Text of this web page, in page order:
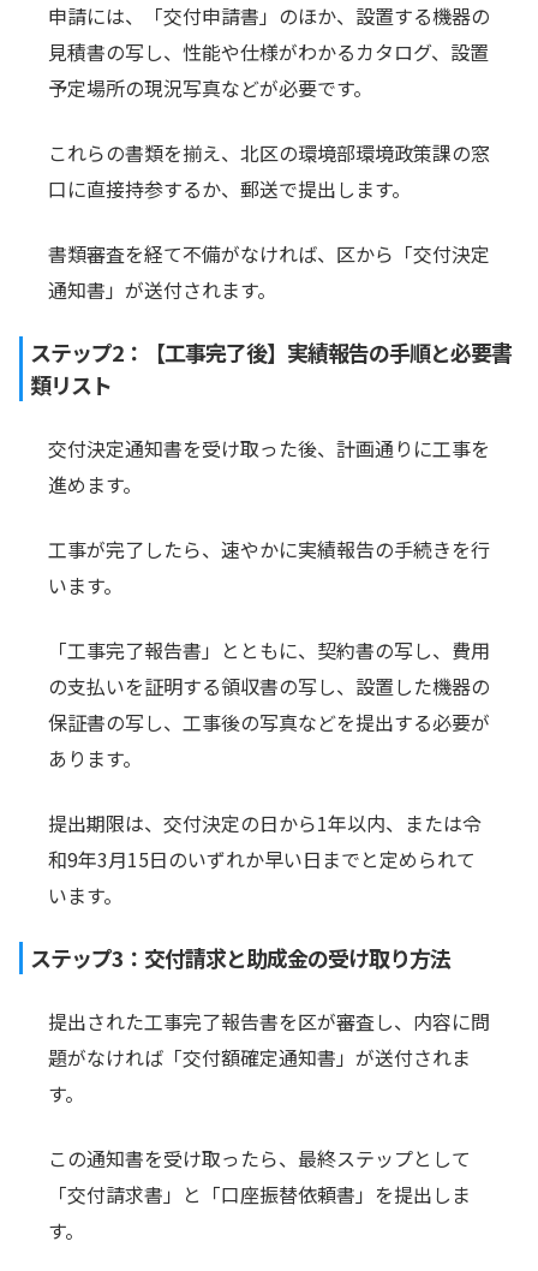
申請には、「交付申請書」のほか、設置する機器の
見積書の写し、性能や仕様がわかるカタログ、設置
予定場所の現況写真などが必要です。
これらの書類を揃え、北区の環境部環境政策課の窓
口に直接持参するか、郵送で提出します。
書類審査を経て不備がなければ、区から「交付決定
通知書」が送付されます。
ステップ2：【工事完了後】実績報告の手順と必要書
類リスト
交付決定通知書を受け取った後、計画通りに工事を
進めます。
工事が完了したら、速やかに実績報告の手続きを行
います。
「工事完了報告書」とともに、契約書の写し、費用
の支払いを証明する領収書の写し、設置した機器の
保証書の写し、工事後の写真などを提出する必要が
あります。
提出期限は、交付決定の日から1年以内、または令
和9年3月15日のいずれか早い日までと定められて
います。
ステップ3：交付請求と助成金の受け取り方法
提出された工事完了報告書を区が審査し、内容に問
題がなければ「交付額確定通知書」が送付されま
す。
この通知書を受け取ったら、最終ステップとして
「交付請求書」と「口座振替依頼書」を提出しま
す。